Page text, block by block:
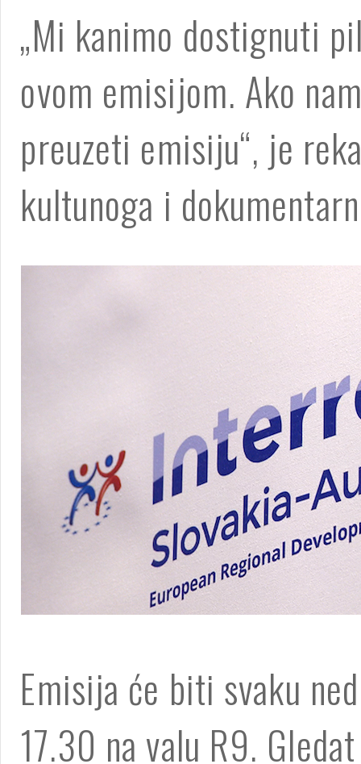
„Mi kanimo dostignuti
ovom emisijom. Ako
preuzeti emisiju“, je
kultunoga i
Emisija će biti svaku
17.30 na valu R9.